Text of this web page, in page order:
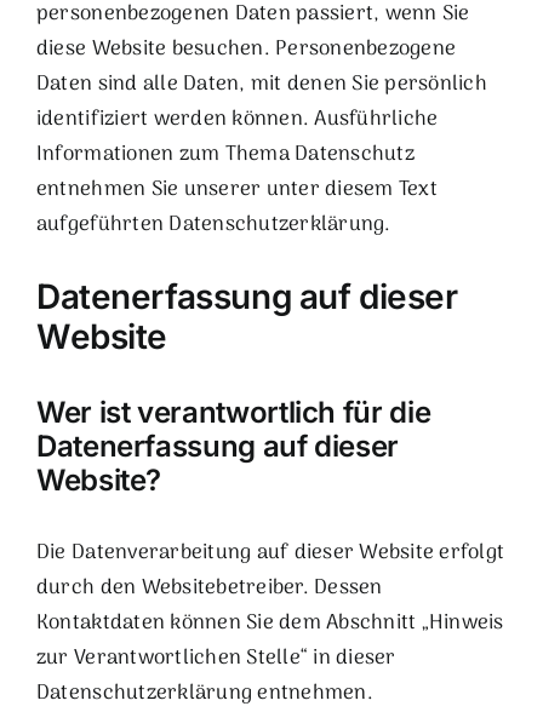
personenbezogenen Daten passiert, wenn Sie
diese Website besuchen. Personenbezogene
Daten sind alle Daten, mit denen Sie persönlich
identifiziert werden können. Ausführliche
Informationen zum Thema Datenschutz
entnehmen Sie unserer unter diesem Text
aufgeführten Datenschutzerklärung.
Datenerfassung auf dieser
Website
Wer ist verantwortlich für die
Datenerfassung auf dieser
Website?
Die Datenverarbeitung auf dieser Website erfolgt
durch den Websitebetreiber. Dessen
Kontaktdaten können Sie dem Abschnitt „Hinweis
zur Verantwortlichen Stelle“ in dieser
Datenschutzerklärung entnehmen.